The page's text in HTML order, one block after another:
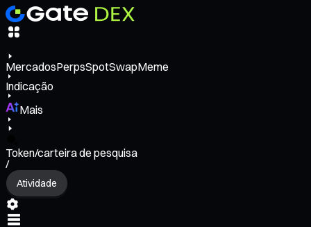
MercadosPerpsSpotSwapMeme
Indicação
Mais
Token/carteira de pesquisa
/
Atividade